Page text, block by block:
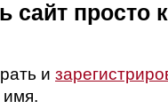
сайт просто
и